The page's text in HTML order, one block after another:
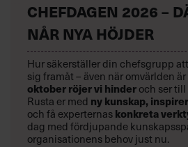
CHEFDAGEN 2026 –
NÅR NYA HÖJDER
Hur säkerställer din chefsgrupp
sig framåt – även när omvärlden är
oktoberröjer vi hinder och ser
Rusta er med ny kunskap,
och få experternas konkreta
dag med fördjupande
organisationens behov just nu.